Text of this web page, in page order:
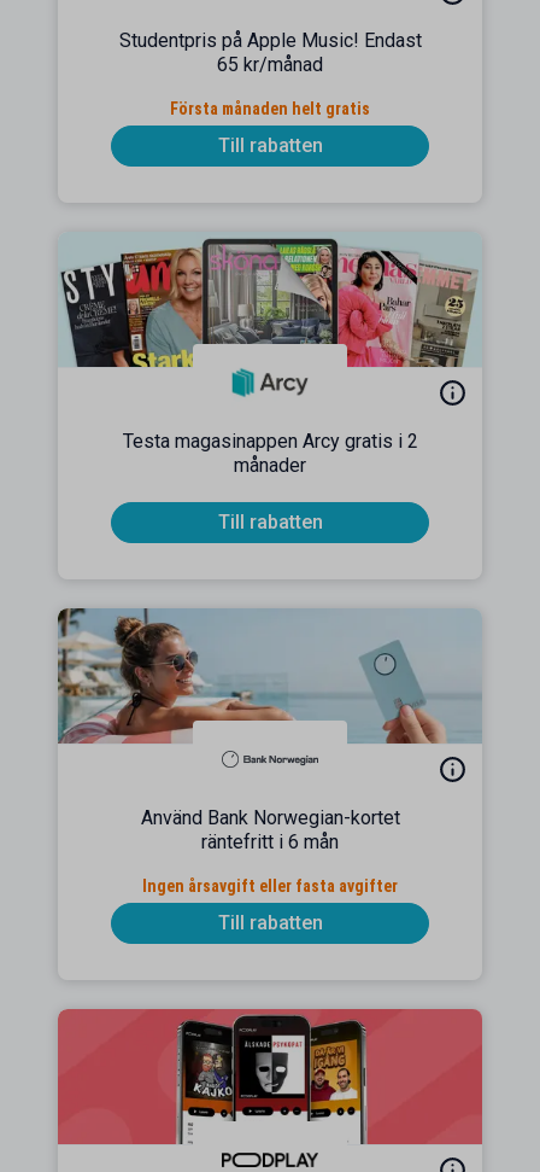
Studentpris på Apple Music! Endast
65 kr/månad
Första månaden helt gratis
Till rabatten
Testa magasinappen Arcy gratis i 2
månader
Till rabatten
Använd Bank Norwegian-kortet
räntefritt i 6 mån
Ingen årsavgift eller fasta avgifter
Till rabatten